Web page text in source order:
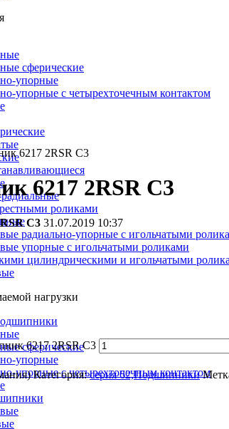
сферические
упорные
упорные с четырехточечным контактом
роликами
радиально-упорные с игольчатыми
упорные с игольчатыми роликами
цилиндрическими и игольчатыми
нагрузки
сферические
упорные
упорные с четырехточечным контактом
6217 2RSR C3
6217 2RSR C3
C3 31.07.2019 10:37
6217 2RSR C3
Категория:серия 62,Подшипники